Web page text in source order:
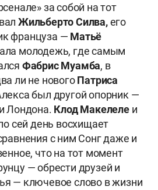
за собой на тот
Жильберто Силва,его
француза — Матьё
молодежь, где самым
Фабрис Муамба, в
ли не новогоПатриса
был другой опорник —
Лондона. Клод Макелелеи
сей день восхищает
с ним Сонг даже и
что на тот момент
— обрести друзей и
— ключевое слово в жизни